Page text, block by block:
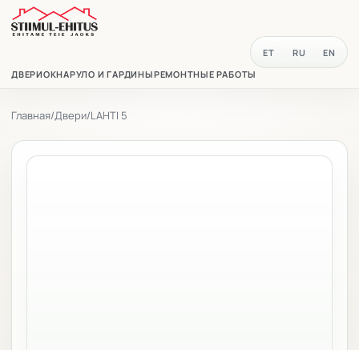
ДВЕРИОКНАРУЛО И ГАРДИНЫРЕМОНТНЫЕ РАБОТЫ
ET RU EN
Главная/Двери/LAHTI 5